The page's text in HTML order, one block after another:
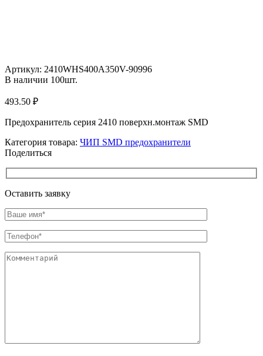
Артикул: 2410WHS400A350V-90996
В наличии 100шт.
493.50 ₽
Предохранитель серия 2410 поверхн.монтаж SMD
Категория товара: ЧИП SMD предохранители
Поделиться
Оставить заявку